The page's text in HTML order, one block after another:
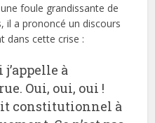
foule grandissante de
il a prononcé un discours
dans cette crise :
j’appelle à
Oui, oui, oui !
constitutionnel à